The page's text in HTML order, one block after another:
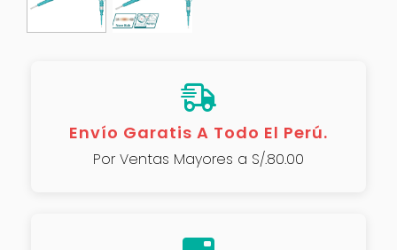
Envío Garatis A Todo El Perú.
Por Ventas Mayores a S/.80.00